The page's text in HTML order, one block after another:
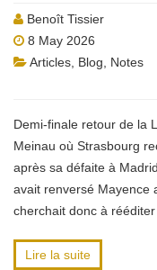
Benoît Tissier
8 May 2026
Articles Blog
Notes
Demi-finale retour de la
Meinau où Strasbourg
après sa défaite à
avait renversé Mayence
cherchait donc à rééditer
Lire la suite